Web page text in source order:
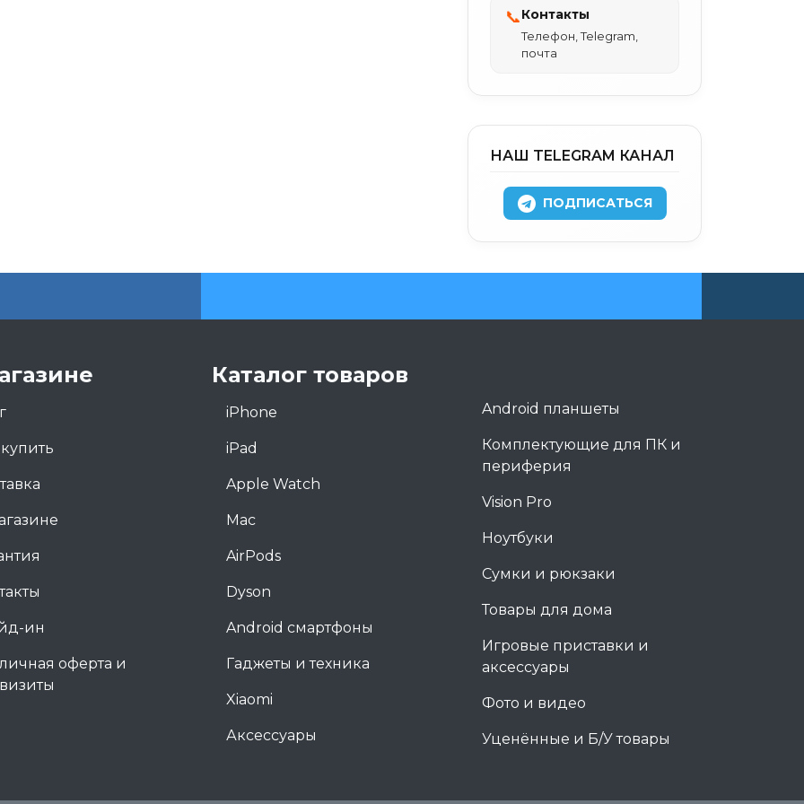
📞Контакты
Телефон, Telegram,
почта
НАШ TELEGRAM КАНАЛ
ПОДПИСАТЬСЯ
ин
оферта и
Каталог товаров
iPhone
iPad
Apple Watch
Mac
AirPods
Dyson
Android смартфоны
Гаджеты и техника
Xiaomi
Аксессуары
Android планшеты
Комплектующие для ПК и
периферия
Vision Pro
Ноутбуки
Сумки и рюкзаки
Товары для дома
Игровые приставки и
аксессуары
Фото и видео
Уценённые и Б/У товары